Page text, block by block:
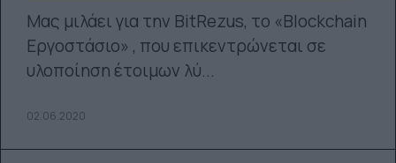
Μας μιλάει για την BitRezus, το «Blockchain
Εργοστάσιο» , που επικεντρώνεται σε
υλοποίηση έτοιμων λύ...
02.06.2020